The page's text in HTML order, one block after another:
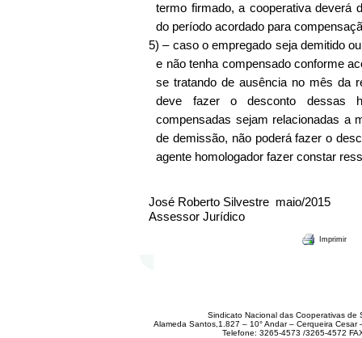
termo firmado, a cooperativa deverá
do período acordado para
5) – caso o empregado seja demitido
e não tenha compensado conforme
se tratando de ausência no mês da
deve fazer o desconto dessas
compensadas sejam relacionadas a
de demissão, não poderá fazer o
agente homologador fazer constar
José Roberto Silvestre maio/2015
Assessor Jurídico
Imprimir
Sindicato Nacional das Cooperativas de
Alameda Santos,1.827 – 10° Andar – Cerqueira
Telefone: 3265-4573 /3265-4572